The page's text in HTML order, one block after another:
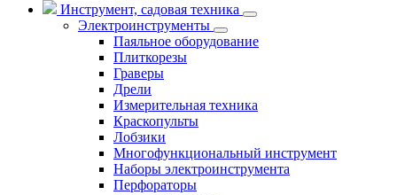
Инструмент, садовая техника
Электроинструменты
Паяльное оборудование
Плиткорезы
Граверы
Дрели
Измерительная техника
Краскопульты
Лобзики
Многофункциональный инструмент
Наборы электроинструмента
Перфораторы